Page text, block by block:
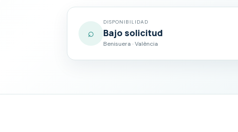
⌕
DISPONIBILIDAD
Bajo solicitud
Benisuera · València